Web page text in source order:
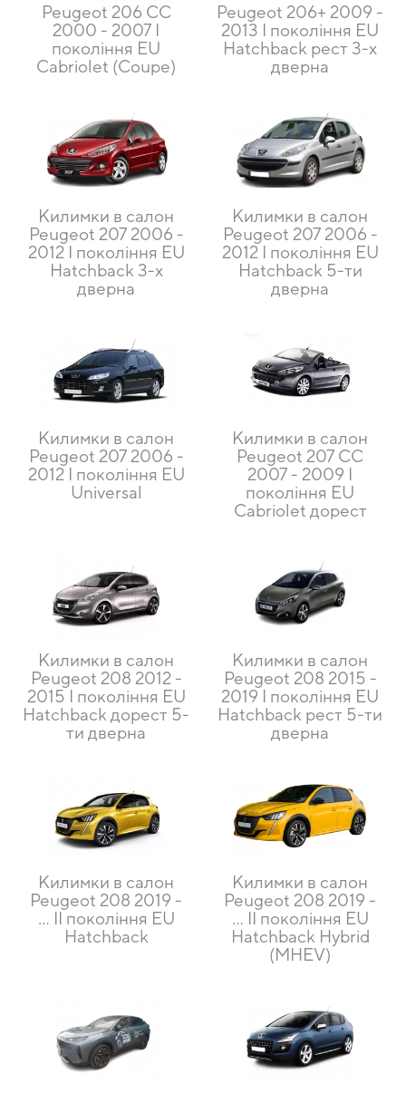
Peugeot 206 CC
2000 - 2007 I
покоління EU
Cabriolet (Coupe)
Peugeot 206+ 2009 -
2013 I покоління EU
Hatchback рест 3-х
дверна
Килимки в салон
Peugeot 207 2006 -
2012 I покоління EU
Hatchback 3-х
дверна
Килимки в салон
Peugeot 207 2006 -
2012 I покоління EU
Hatchback 5-ти
дверна
Килимки в салон
Peugeot 207 2006 -
2012 I покоління EU
Universal
Килимки в салон
Peugeot 207 CC
2007 - 2009 I
покоління EU
Cabriolet дорест
Килимки в салон
Peugeot 208 2012 -
2015 I покоління EU
Hatchback дорест 5-
ти дверна
Килимки в салон
Peugeot 208 2015 -
2019 I покоління EU
Hatchback рест 5-ти
дверна
Килимки в салон
Peugeot 208 2019 -
… II покоління EU
Hatchback
Килимки в салон
Peugeot 208 2019 -
… II покоління EU
Hatchback Hybrid
(MHEV)